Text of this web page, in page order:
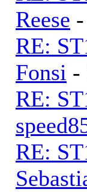
Reese
RE:
Fonsi -
RE:
RE: